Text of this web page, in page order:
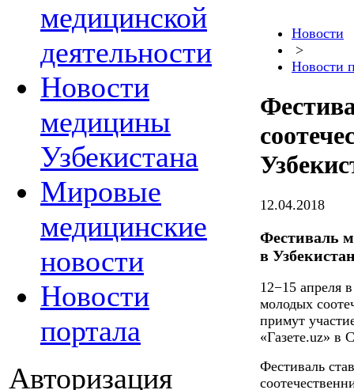
медицинской
деятельности
Новости
медицины
Узбекистана
Мировые
медицинские
новости
Новости
портала
Авторизация
Новости
>
Новости
12.04.2018
Фестиваль
в
12−15 апреля
молодых
примут
«Газете.uz» в
Фестиваль